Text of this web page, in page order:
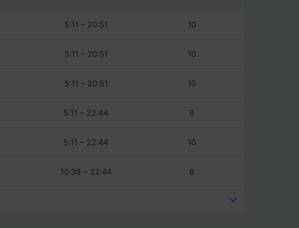
5:11 – 20:51 10
5:11 – 20:51 10
5:11 – 20:51 10
5:11 – 22:44 9
5:11 – 22:44 10
10:39 – 22:44 8